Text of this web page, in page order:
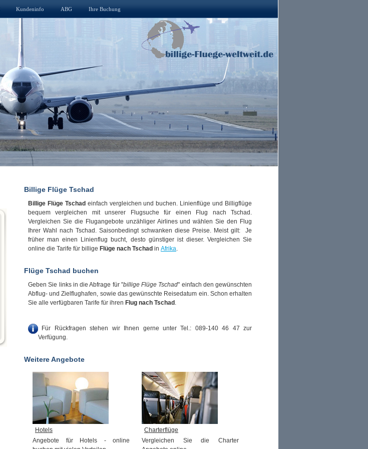
Kundeninfo ABG Ihre Buchung
Billige Flüge Tschad
Billige Flüge Tschad einfach vergleichen und buchen. Linienflüge und Billigflüge
bequem vergleichen mit unserer Flugsuche für einen Flug nach Tschad.
Vergleichen Sie die Flugangebote unzähliger Airlines und wählen Sie den Flug
Ihrer Wahl nach Tschad. Saisonbedingt schwanken diese Preise. Meist gilt: Je
früher man einen Linienflug bucht, desto günstiger ist dieser. Vergleichen Sie
online die Tarife für billige Flüge nach Tschad in Afrika.
Flüge Tschad buchen
Geben Sie links in die Abfrage für "billige Flüge Tschad" einfach den gewünschten
Abflug- und Zielflughafen, sowie das gewünschte Reisedatum ein. Schon erhalten
Sie alle verfügbaren Tarife für ihren Flug nach Tschad .
Für Rückfragen stehen wir Ihnen gerne unter Tel.: 089-140 46 47 zur
Verfügung.
Weitere Angebote
Hotels
Angebote für Hotels - online
Charterflüge
Vergleichen Sie die Charter